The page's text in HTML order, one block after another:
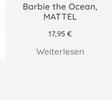
Barbie the Ocean,
MATTEL
17,95€
Weiterlesen